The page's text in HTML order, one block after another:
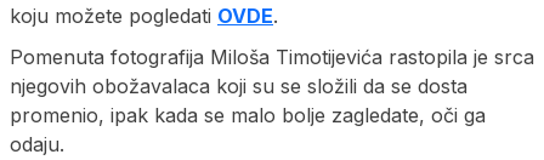
koju možete pogledati OVDE.
Pomenuta fotografija Miloša Timotijevića rastopila je srca
njegovih obožavalaca koji su se složili da se dosta
promenio, ipak kada se malo bolje zagledate, oči ga
odaju.